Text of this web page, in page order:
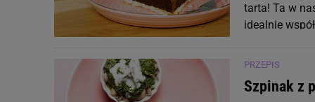
Witamina C
Witamina D
Witamina E
tarta! Ta w
idealnie
PRZEPIS
Szpinak z